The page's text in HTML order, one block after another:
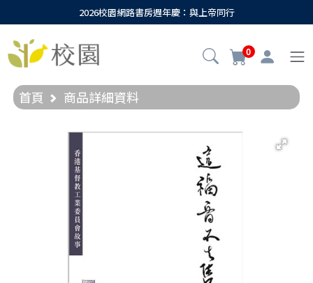
2026校園網路書房週年慶：與上帝同行
0
首頁 商品詳細資料